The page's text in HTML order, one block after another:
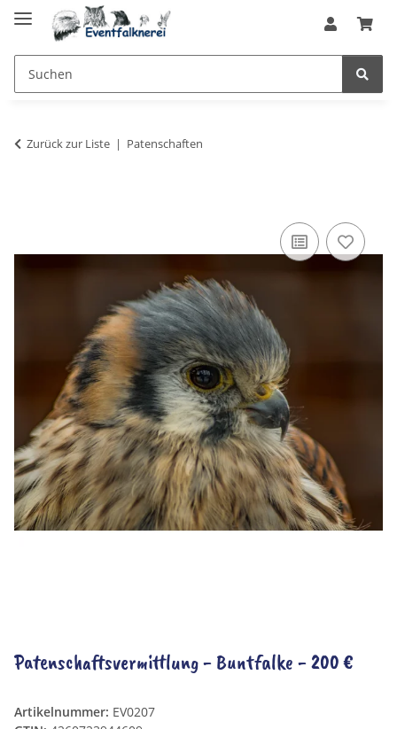
Zurück zur Liste Patenschaften
Patenschaftsvermittlung - Buntfalke - 200 €
Artikelnummer: EV0207